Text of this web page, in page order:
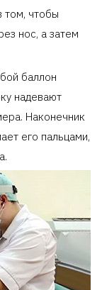
том, чтобы
нос, а затем
баллон
надевают
Наконечник
его пальцами,